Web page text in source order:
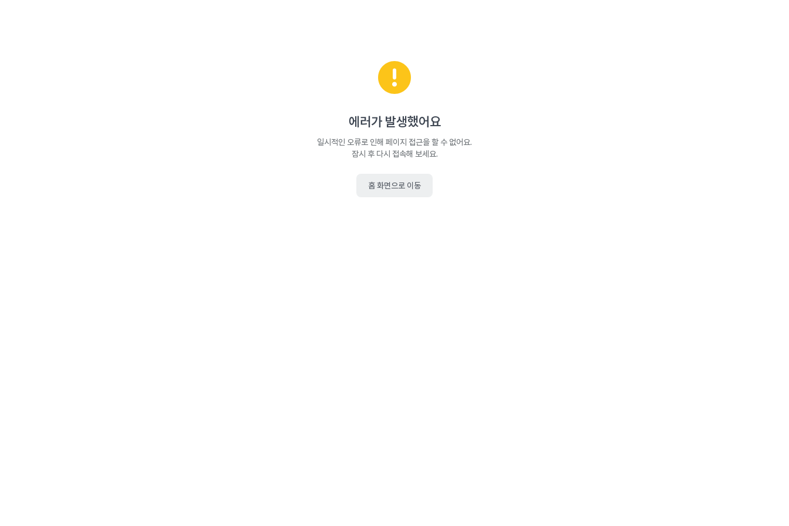
에러가 발생했어요
일시적인 오류로 인해 페이지 접근을 할 수 없어요.
잠시 후 다시 접속해 보세요.
홈 화면으로 이동